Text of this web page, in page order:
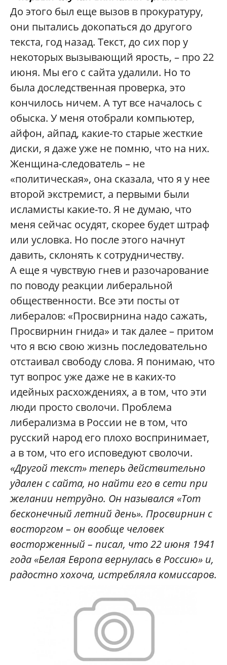
До этого был еще вызов в прокуратуру,
они пытались докопаться до другого
текста, год назад. Текст, до сих пор у
некоторых вызывающий ярость, – про 22
июня. Мы его с сайта удалили. Но то
была доследственная проверка, это
кончилось ничем. А тут все началось с
обыска. У меня отобрали компьютер,
айфон, айпад, какие-то старые жесткие
диски, я даже уже не помню, что на них.
Женщина-следователь – не
«политическая», она сказала, что я у нее
второй экстремист, а первыми были
исламисты какие-то. Я не думаю, что
меня сейчас осудят, скорее будет штраф
или условка. Но после этого начнут
давить, склонять к сотрудничеству.
А еще я чувствую гнев и разочарование
по поводу реакции либеральной
общественности. Все эти посты от
либералов: «Просвирнина надо сажать,
Просвирнин гнида» и так далее – притом
что я всю свою жизнь последовательно
отстаивал свободу слова. Я понимаю, что
тут вопрос уже даже не в каких-то
идейных расхождениях, а в том, что эти
люди просто сволочи. Проблема
либерализма в России не в том, что
русский народ его плохо воспринимает,
а в том, что его исповедуют сволочи.
«Другой текст» теперь действительно
удален с сайта, но найти его в сети при
желании нетрудно. Он назывался «Тот
бесконечный летний день». Просвирнин с
восторгом – он вообще человек
восторженный – писал, что 22 июня 1941
года «Белая Европа вернулась в Россию» и,
радостно хохоча, истребляла комиссаров.